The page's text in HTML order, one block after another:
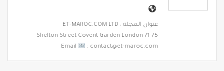
عنوان المجلة : ET-MAROC.COM LTD
71-75 Shelton Street Covent Garden London
Email
: contact@et-maroc.com